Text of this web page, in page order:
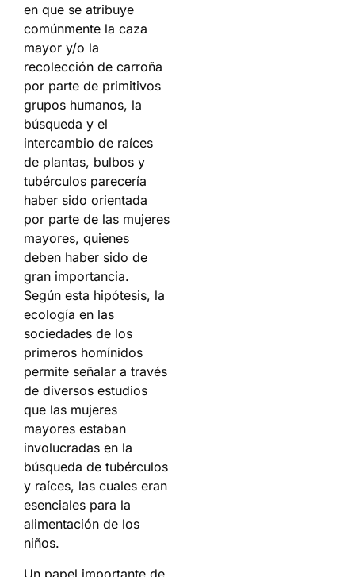
en que se atribuye
comúnmente la caza
mayor y/o la
recolección de carroña
por parte de primitivos
grupos humanos, la
búsqueda y el
intercambio de raíces
de plantas, bulbos y
tubérculos parecería
haber sido orientada
por parte de las mujeres
mayores, quienes
deben haber sido de
gran importancia.
Según esta hipótesis, la
ecología en las
sociedades de los
primeros homínidos
permite señalar a través
de diversos estudios
que las mujeres
mayores estaban
involucradas en la
búsqueda de tubérculos
y raíces, las cuales eran
esenciales para la
alimentación de los
niños.
Un papel importante de